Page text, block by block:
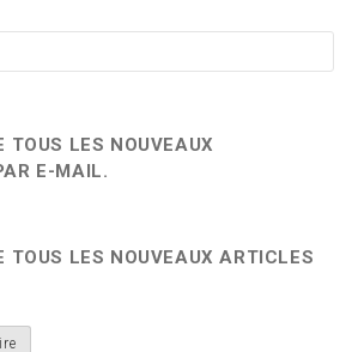
TOUS LES NOUVEAUX
E-MAIL.
TOUS LES NOUVEAUX ARTICLES